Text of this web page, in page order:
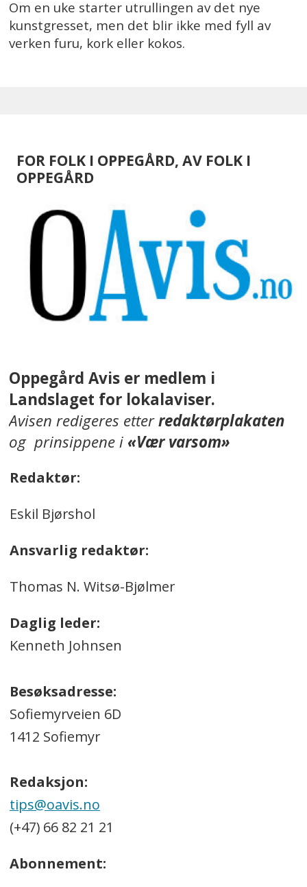
Om en uke starter utrullingen av det nye
kunstgresset, men det blir ikke med fyll av
verken furu, kork eller kokos.
FOR FOLK I OPPEGÅRD, AV FOLK I
OPPEGÅRD
Oppegård Avis er medlem i
Landslaget for lokalaviser.
Avisen redigeres etterredaktørplakaten
og prinsippene i«Vær varsom»
Redaktør:
Eskil Bjørshol
Ansvarlig redaktør:
Thomas N. Witsø-Bjølmer
Daglig leder:
Kenneth Johnsen
Besøksadresse:
Sofiemyrveien 6D
1412 Sofiemyr
Redaksjon:
tips@oavis.no
(+47) 66 82 21 21
Abonnement: